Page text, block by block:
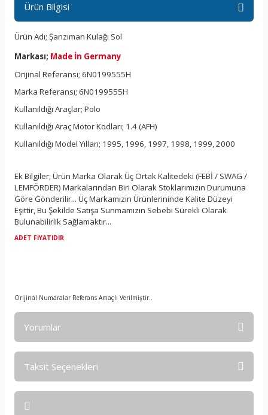
Ürün Bilgisi
Ürün Adı; Şanzıman Kulağı Sol
Markası; Made İn Germany
Orijinal Referansı; 6N0199555H
Marka Referansı; 6N0199555H
Kullanıldığı Araçlar; Polo
Kullanıldığı Araç Motor Kodları; 1.4 (AFH)
Kullanıldığı Model Yılları; 1995, 1996, 1997, 1998, 1999, 2000
Ek Bilgiler; Ürün Marka Olarak Üç Ortak Kalitedeki (FEBİ / SWAG /
LEMFÖRDER) Markalarından Biri Olarak Stoklarımızın Durumuna
Göre Gönderilir... Üç Markamızın Ürünlerininde Kalite Düzeyi
Eşittir, Bu Şekilde Satışa Sunmamızın Sebebi Sürekli Olarak
Bulunabilirlik Sağlamaktır...
ADET FİYATIDIR
Orijinal Numaralar Referans Amaçlı Verilmiştir..
Yorumlar
Taksit Seçenekleri